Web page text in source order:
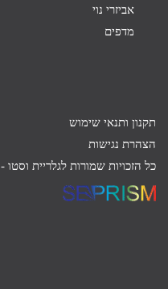
אביזרי נוי
מדפים
תקנון ותנאי שימוש
הצהרת נגישות
כל הזכויות שמורות לגלריית וסטו -